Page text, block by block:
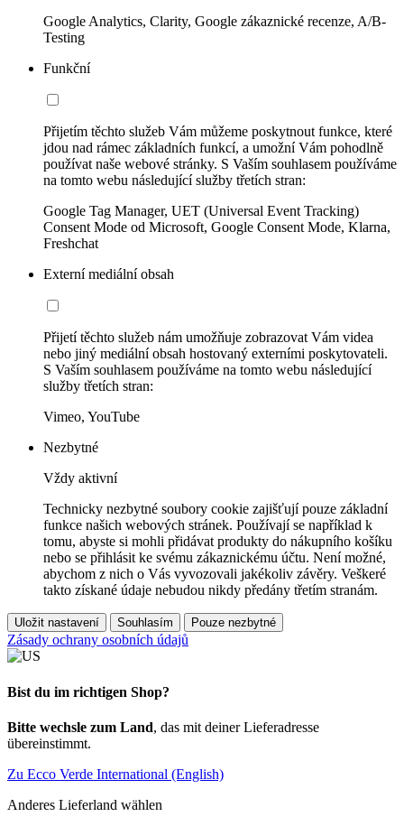
Google Analytics, Clarity, Google zákaznické recenze, A/B-
Testing
Funkční
Přijetím těchto služeb Vám můžeme poskytnout funkce, které
jdou nad rámec základních funkcí, a umožní Vám pohodlně
používat naše webové stránky. S Vaším souhlasem používáme
na tomto webu následující služby třetích stran:
Google Tag Manager, UET (Universal Event Tracking)
Consent Mode od Microsoft, Google Consent Mode, Klarna,
Freshchat
Externí mediální obsah
Přijetí těchto služeb nám umožňuje zobrazovat Vám videa
nebo jiný mediální obsah hostovaný externími poskytovateli.
S Vaším souhlasem používáme na tomto webu následující
služby třetích stran:
Vimeo, YouTube
Nezbytné
Vždy aktivní
Technicky nezbytné soubory cookie zajišťují pouze základní
funkce našich webových stránek. Používají se například k
tomu, abyste si mohli přidávat produkty do nákupního košíku
nebo se přihlásit ke svému zákaznickému účtu. Není možné,
abychom z nich o Vás vyvozovali jakékoliv závěry. Veškeré
takto získané údaje nebudou nikdy předány třetím stranám.
Uložit nastavení Souhlasím Pouze nezbytné
Zásady ochrany osobních údajů
Bist du im richtigen Shop?
Bitte wechsle zum Land, das mit deiner Lieferadresse
übereinstimmt.
Zu Ecco Verde International (English)
Anderes Lieferland wählen